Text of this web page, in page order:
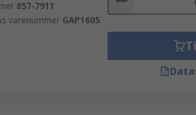
857-7911
varenummer GAP1605